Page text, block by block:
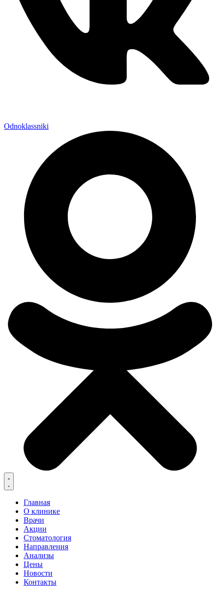
Odnoklassniki
Главная
О клинике
Врачи
Акции
Стоматология
Направления
Анализы
Цены
Новости
Контакты